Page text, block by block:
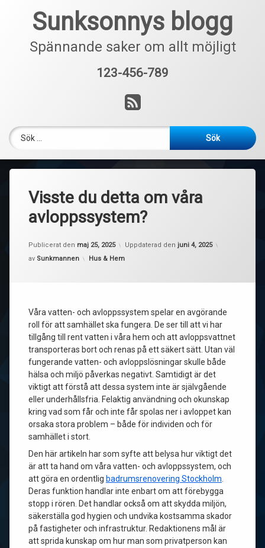
Sunksonnys blogg
Spännande saker om allt möjligt
123-456-789
RSS
Visste du detta om våra
avloppssystem?
Publicerat den maj 25, 2025 Uppdaterad den juni 4, 2025
av Sunkmannen Kategorier:
Hus & Hem
Våra vatten- och avloppssystem spelar en avgörande
roll för att samhället ska fungera. De ser till att vi har
tillgång till rent vatten i våra hem och att avloppsvattnet
transporteras bort och renas på ett säkert sätt. Utan väl
fungerande vatten- och avloppslösningar skulle både
hälsa och miljö påverkas negativt. Samtidigt är det
viktigt att förstå att dessa system inte är självgående
eller underhållsfria. Felaktig användning och okunskap
kring vad som får och inte får spolas ner i avloppet kan
orsaka stora problem – både för individen och för
samhället i stort.
Den här artikeln har som syfte att belysa hur viktigt det
är att ta hand om våra vatten- och avloppssystem, och
att göra en ordentlig badrumsrenovering Stockholm
Deras funktion handlar inte enbart om att förebygga
stopp i rören. Det handlar också om att skydda miljön,
säkerställa god hygien och undvika kostsamma skador
på fastigheter och infrastruktur. Redaktionens mål är
att sprida kunskap om hur man som privatperson kan